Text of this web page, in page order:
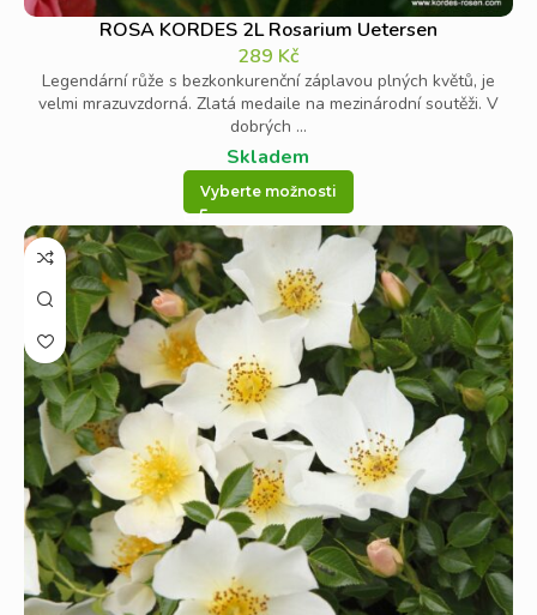
ROSA KORDES 2L Rosarium Uetersen
289 Kč
Legendární růže s bezkonkurenční záplavou plných květů, je
velmi mrazuvzdorná. Zlatá medaile na mezinárodní soutěži. V
dobrých ...
Skladem
Vyberte možnosti